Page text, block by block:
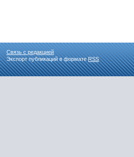
Связь с редакцией
Экспорт публикаций в форматеRSS